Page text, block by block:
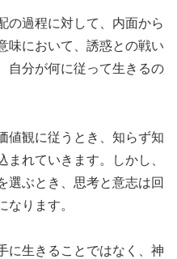
の過程に対して、内面から
味において、誘惑との戦い
自分が何に従って生きるの
値観に従うとき、知らず知
まれていきます。しかし、
選ぶとき、思考と意志は回
なります。
に生きることではなく、神